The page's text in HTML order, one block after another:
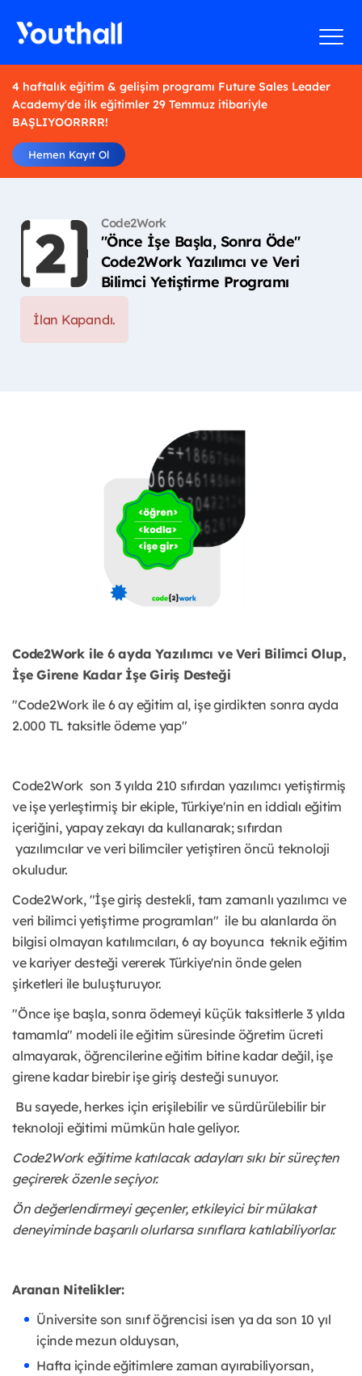
4 haftalık eğitim & gelişim programı Future Sales Leader
Academy'de ilk eğitimler 29 Temmuz itibariyle
BAŞLIYOORRRR!
Hemen Kayıt Ol
Code2Work
"Önce İşe Başla, Sonra Öde"
Code2Work Yazılımcı ve Veri
Bilimci Yetiştirme Programı
İlan Kapandı.
Code2Work ile 6 ayda Yazılımcı ve Veri Bilimci Olup,
İşe Girene Kadar İşe Giriş Desteği
"Code2Work ile 6 ay eğitim al, işe girdikten sonra ayda
2.000 TL taksitle ödeme yap"
Code2Work son 3 yılda 210 sıfırdan yazılımcı yetiştirmiş
ve işe yerleştirmiş bir ekiple, Türkiye'nin en iddialı eğitim
içeriğini, yapay zekayı da kullanarak; sıfırdan
yazılımcılar ve veri bilimciler yetiştiren öncü teknoloji
okuludur.
Code2Work, "İşe giriş destekli, tam zamanlı yazılımcı ve
veri bilimci yetiştirme programları" ile bu alanlarda ön
bilgisi olmayan katılımcıları, 6 ay boyunca teknik eğitim
ve kariyer desteği vererek Türkiye'nin önde gelen
şirketleri ile buluşturuyor.
"Önce işe başla, sonra ödemeyi küçük taksitlerle 3 yılda
tamamla" modeli ile eğitim süresinde öğretim ücreti
almayarak, öğrencilerine eğitim bitine kadar değil, işe
girene kadar birebir işe giriş desteği sunuyor.
Bu sayede, herkes için erişilebilir ve sürdürülebilir bir
teknoloji eğitimi mümkün hale geliyor.
Code2Work eğitime katılacak adayları sıkı bir süreçten
geçirerek özenle seçiyor.
Ön değerlendirmeyi geçenler, etkileyici bir mülakat
deneyiminde başarılı olurlarsa sınıflara katılabiliyorlar.
Aranan Nitelikler:
Üniversite son sınıf öğrencisi isen ya da son 10 yıl
içinde mezun olduysan,
Hafta içinde eğitimlere zaman ayırabiliyorsan,